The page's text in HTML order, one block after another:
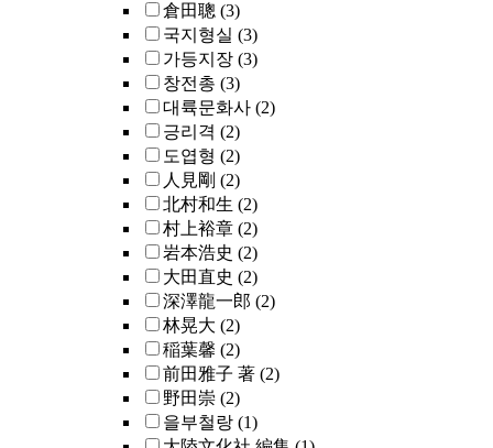
倉田聰 (3)
국지형실 (3)
가등지장 (3)
창전총 (3)
대륙문화사 (2)
긍리격 (2)
도엽형 (2)
人見剛 (2)
北村和生 (2)
村上裕章 (2)
岩本浩史 (2)
大田直史 (2)
深澤龍一郎 (2)
林晃大 (2)
稲葉馨 (2)
前田雅子 著 (2)
野田崇 (2)
을부철랑 (1)